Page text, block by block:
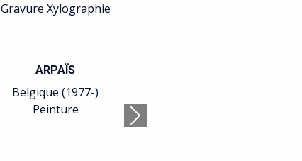
Gravure Xylographie
ARPAÏS
Belgique (1977-)
Peinture
Suivant